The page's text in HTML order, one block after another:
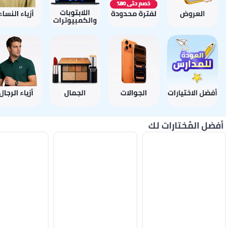
أفضل المُختارات لك